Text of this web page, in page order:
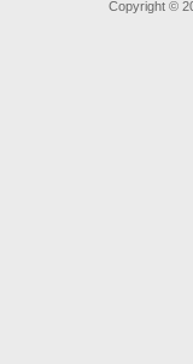
Copyright ©